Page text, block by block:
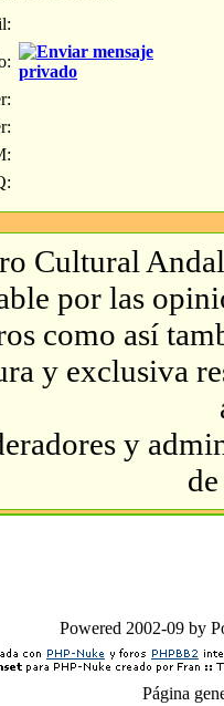
Cultural
por las
como así
y exclusiva
y
Powered 2002-09 by
Página